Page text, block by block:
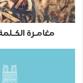
مغامـرة